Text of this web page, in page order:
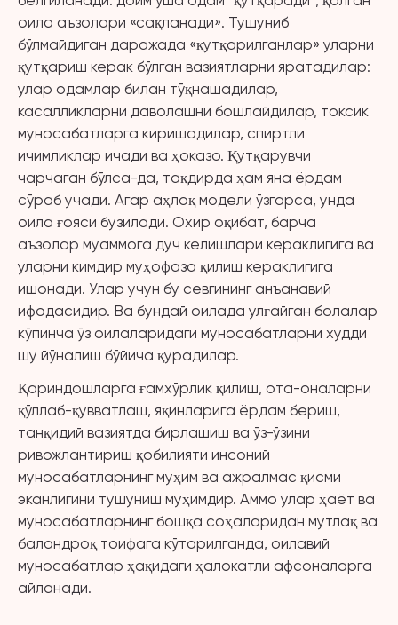
оила аъзолари «сақланади». Тушуниб
бўлмайдиган даражада «қутқарилганлар» уларни
қутқариш керак бўлган вазиятларни яратадилар:
улар одамлар билан тўқнашадилар,
касалликларни даволашни бошлайдилар, токсик
муносабатларга киришадилар, спиртли
ичимликлар ичади ва ҳоказо. Қутқарувчи
чарчаган бўлса-да, тақдирда ҳам яна ёрдам
сўраб учади. Агар аҳлоқ модели ўзгарса, унда
оила ғояси бузилади. Охир оқибат, барча
аъзолар муаммога дуч келишлари кераклигига ва
уларни кимдир муҳофаза қилиш кераклигига
ишонади. Улар учун бу севгининг анъанавий
ифодасидир. Ва бундай оилада улғайган болалар
кўпинча ўз оилаларидаги муносабатларни худди
шу йўналиш бўйича қурадилар.
Қариндошларга ғамхўрлик қилиш, ота-оналарни
қўллаб-қувватлаш, яқинларига ёрдам бериш,
танқидий вазиятда бирлашиш ва ўз-ўзини
ривожлантириш қобилияти инсоний
муносабатларнинг муҳим ва ажралмас қисми
эканлигини тушуниш муҳимдир. Аммо улар ҳаёт ва
муносабатларнинг бошқа соҳаларидан мутлақ ва
баландроқ тоифага кўтарилганда, оилавий
муносабатлар ҳақидаги ҳалокатли афсоналарга
айланади.